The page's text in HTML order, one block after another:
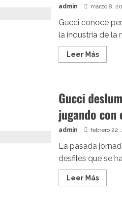
en
de
la
admin marzo 8,
Gucci conoce
la industria de la
Leer MásLeer
más
de
que
a
de
la
Gucci
jugando con
admin febrero 22,
La pasada
desfiles que se
Leer MásLeer
más